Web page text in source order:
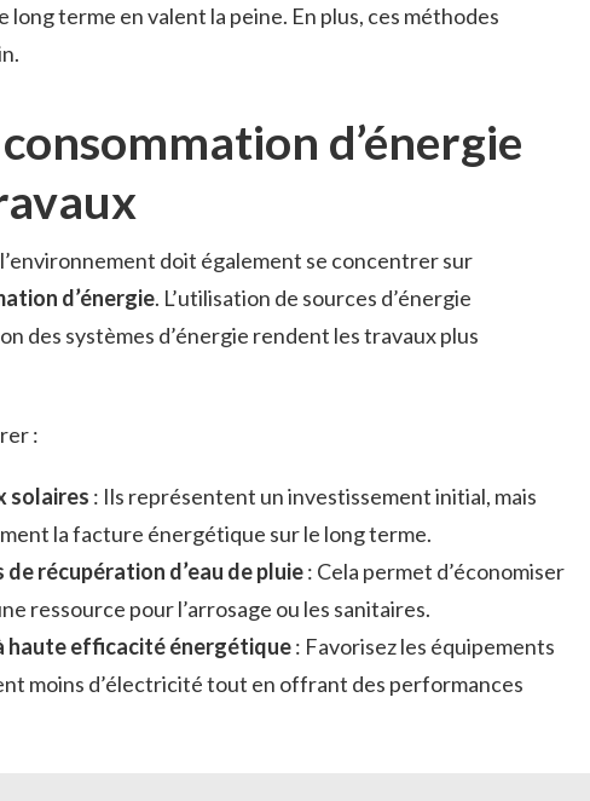
long terme en valent la peine. En plus, ces méthodes
d’énergie
doit également se concentrer sur
d’énergie. L’utilisation de sources d’énergie
des systèmes d’énergie rendent les travaux plus
:
solaires : Ils représentent un investissement initial, mais
la facture énergétique sur le long terme.
récupération d’eau de pluie: Cela permet d’économiser
ressource pour l’arrosage ou les sanitaires.
haute efficacité énergétique: Favorisez les équipements
moins d’électricité tout en offrant des performances